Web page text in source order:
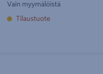
Vain myymälöistä
Tilaustuote